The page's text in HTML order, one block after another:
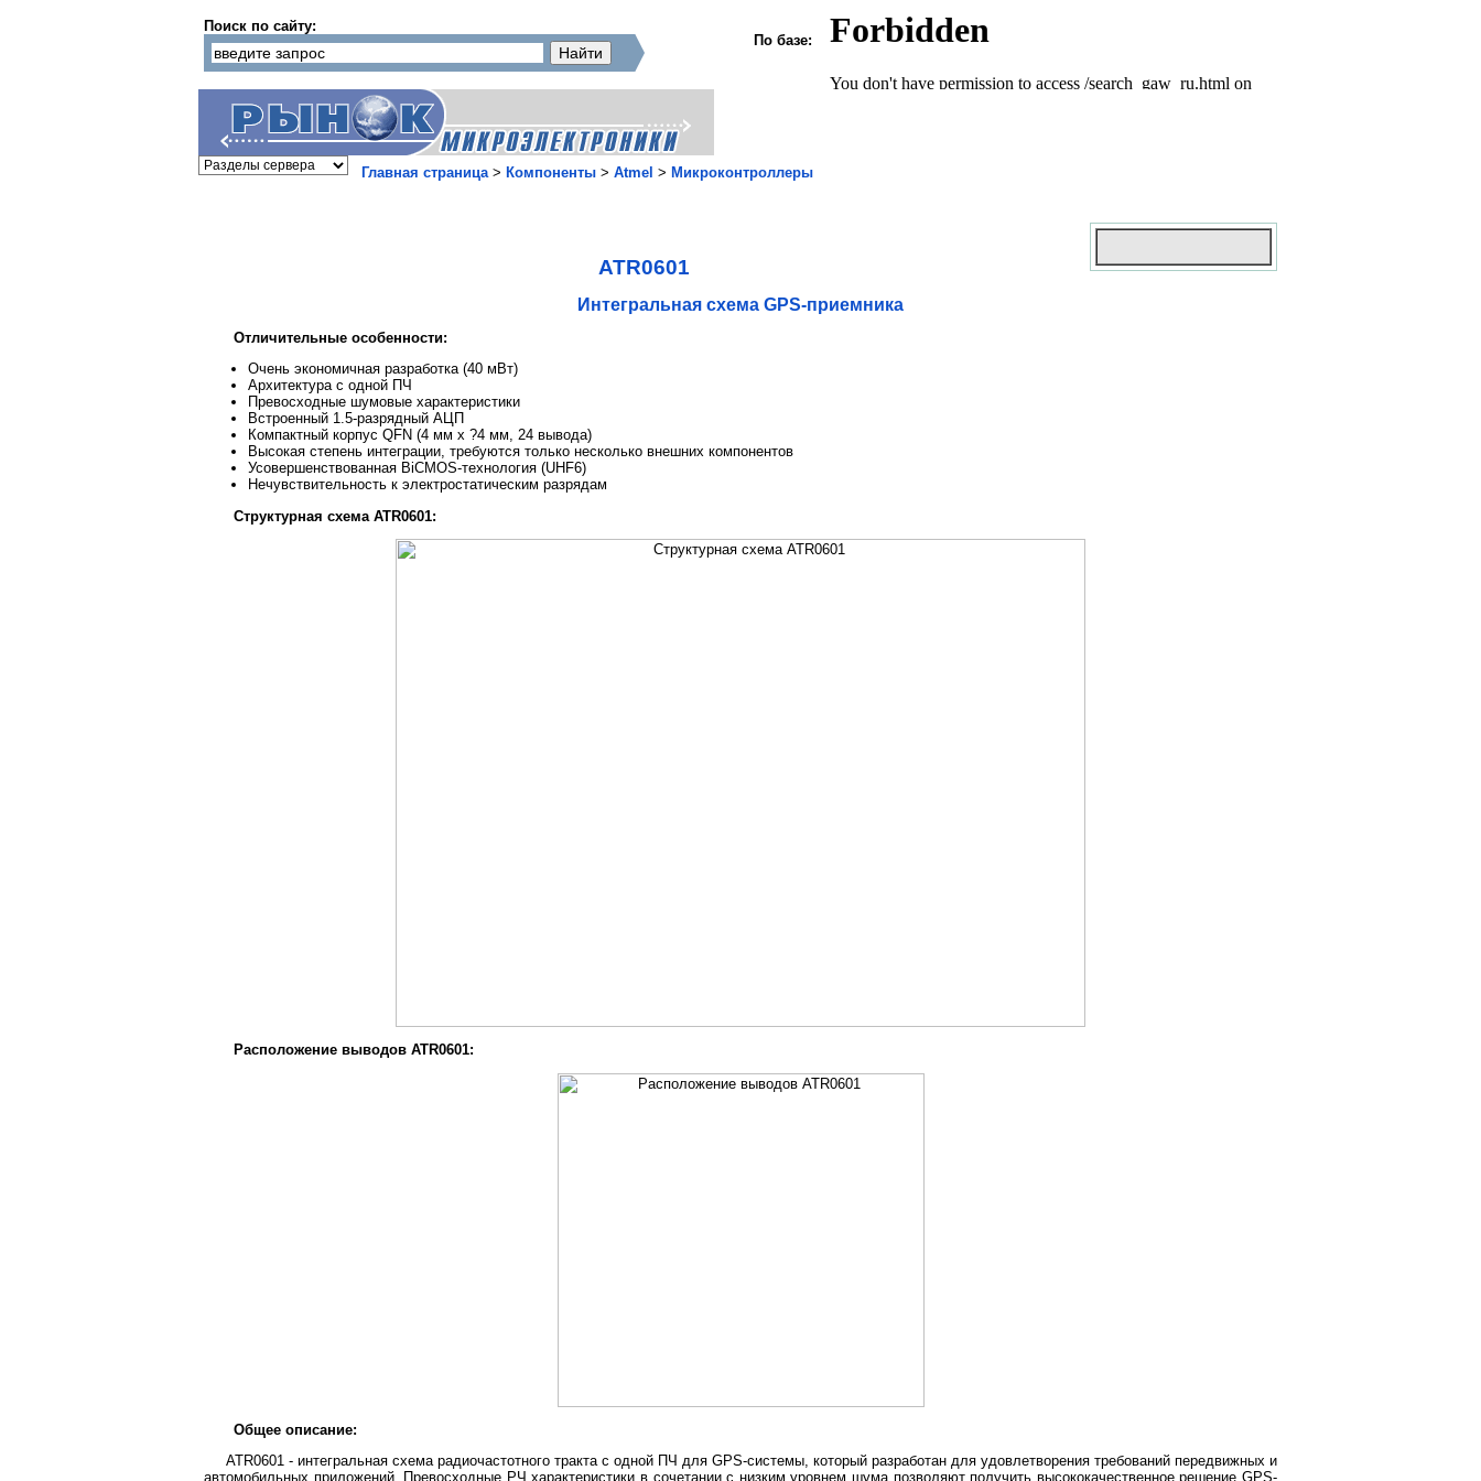
Поиск по сайту:
По базе:
Главная страница> Компоненты > Atmel > Микроконтроллеры
ATR0601
Интегральная схема GPS-приемника
Отличительные особенности:
Очень экономичная разработка (40 мВт)
Архитектура с одной ПЧ
Превосходные шумовые характеристики
Встроенный 1.5-разрядный АЦП
Компактный корпус QFN (4 мм х ?4 мм, 24 вывода)
Высокая степень интеграции, требуются только несколько внешних компонентов
Усовершенствованная BiCMOS-технология (UHF6)
Нечувствительность к электростатическим разрядам
Структурная схема ATR0601:
Расположение выводов ATR0601:
Общее описание:
ATR0601 - интегральная схема радиочастотного тракта с одной ПЧ для GPS-системы, который разработан для удовлетворения требований передвижных и
автомобильных приложений. Превосходные РЧ характеристики в сочетании с низким уровнем шума позволяют получить высококачественное решение GPS-